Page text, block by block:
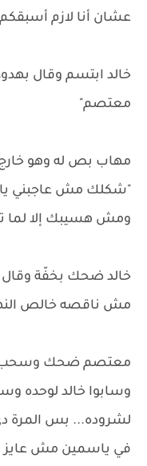
عشان أنا لازم
خالد ابتسم وقال
معتصم"
مهاب بص له وهو خارج
"شكلك مش عاجبني يا
ومش هسيبك إلا لما
خالد ضحك بخفّة وقال
مش ناقصه خالص
معتصم ضحك وسحب
وسابوا خالد لوحده
لشروده... بس المرة
في ياسمين مش عايز